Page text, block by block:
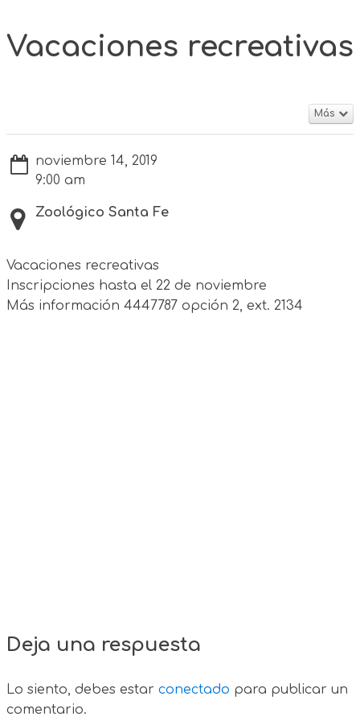
Vacaciones recreativas
Más
noviembre 14, 2019
9:00 am
Zoológico Santa Fe
Vacaciones recreativas
Inscripciones hasta el 22 de noviembre
Más información 4447787 opción 2, ext. 2134
Deja una respuesta
Lo siento, debes estar conectado para publicar un
comentario.